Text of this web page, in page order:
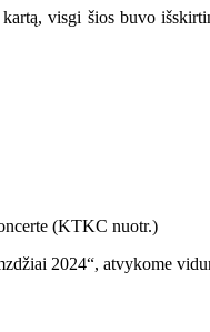
visgi šios buvo
2024“, atvykome